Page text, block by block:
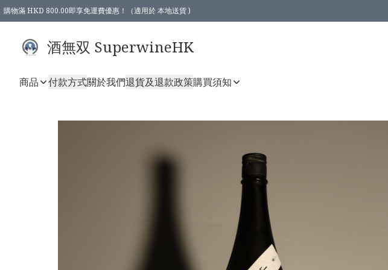
購物滿 HKD 800.00即享免運費優惠！（適用於 本地送貨 )
酒無双 SuperwineHK
商品 付款方式關於我們退貨及退款政策購買須知